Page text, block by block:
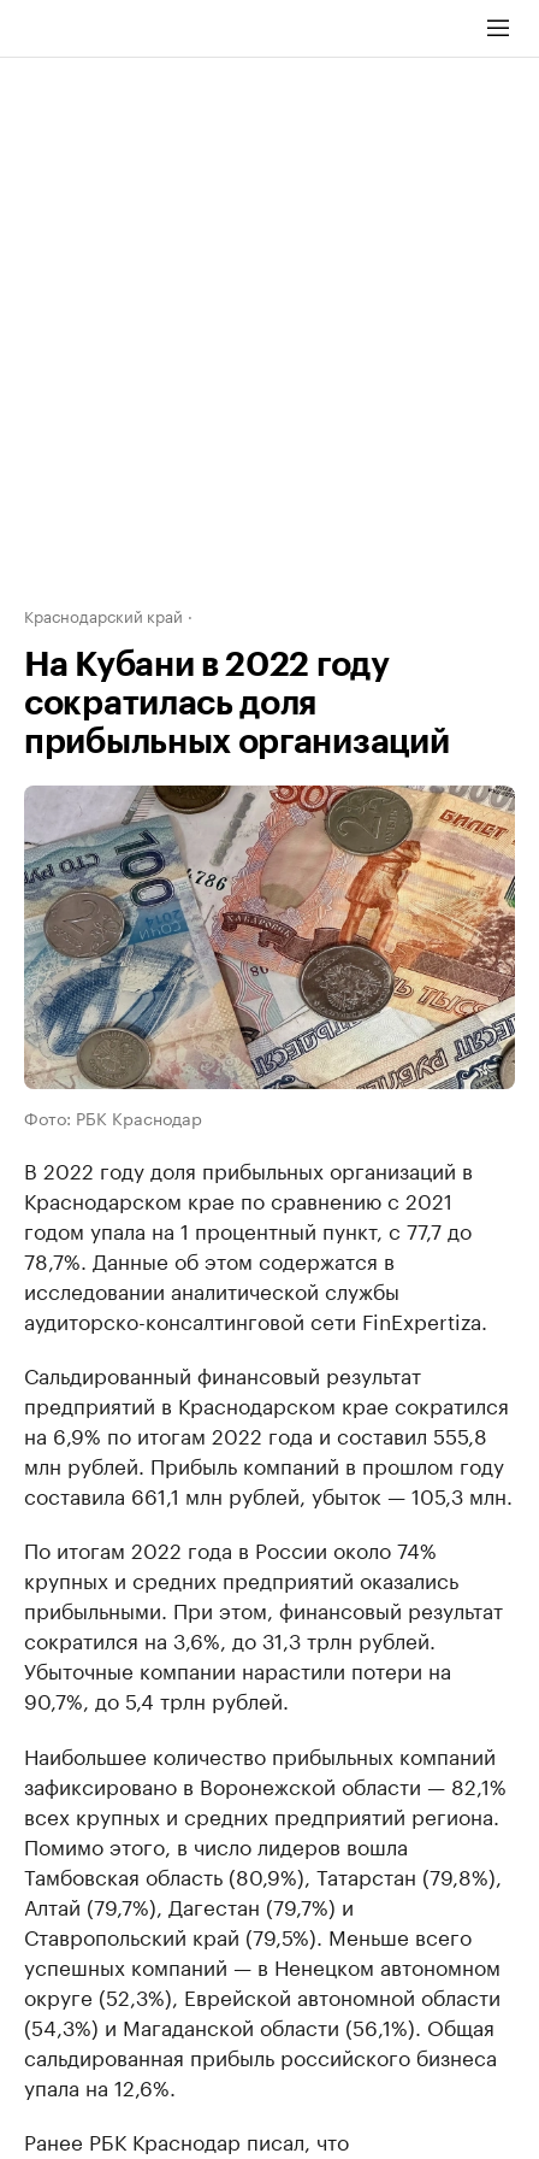
Краснодарский край
На Кубани в 2022 году
сократилась доля
прибыльных организаций
Фото: РБК Краснодар
В 2022 году доля прибыльных организаций в
Краснодарском крае по сравнению с 2021
годом упала на 1 процентный пункт, с 77,7 до
78,7%. Данные об этом содержатся в
исследовании аналитической службы
аудиторско-консалтинговой сети FinExpertiza.
Сальдированный финансовый результат
предприятий в Краснодарском крае сократился
на 6,9% по итогам 2022 года и составил 555,8
млн рублей. Прибыль компаний в прошлом году
составила 661,1 млн рублей, убыток — 105,3 млн.
По итогам 2022 года в России около 74%
крупных и средних предприятий оказались
прибыльными. При этом, финансовый результат
сократился на 3,6%, до 31,3 трлн рублей.
Убыточные компании нарастили потери на
90,7%, до 5,4 трлн рублей.
Наибольшее количество прибыльных компаний
зафиксировано в Воронежской области — 82,1%
всех крупных и средних предприятий региона.
Помимо этого, в число лидеров вошла
Тамбовская область (80,9%), Татарстан (79,8%),
Алтай (79,7%), Дагестан (79,7%) и
Ставропольский край (79,5%). Меньше всего
успешных компаний — в Ненецком автономном
округе (52,3%), Еврейской автономной области
(54,3%) и Магаданской области (56,1%). Общая
сальдированная прибыль российского бизнеса
упала на 12,6%.
Ранее РБК Краснодар писал, что